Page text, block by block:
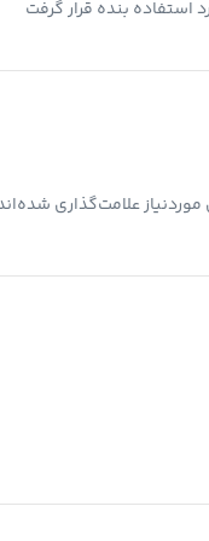
استفاده بنده قرار گرفت
علامت‌گذاری